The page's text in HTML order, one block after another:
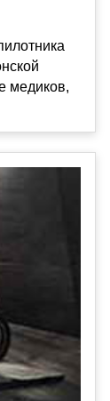
медиков,